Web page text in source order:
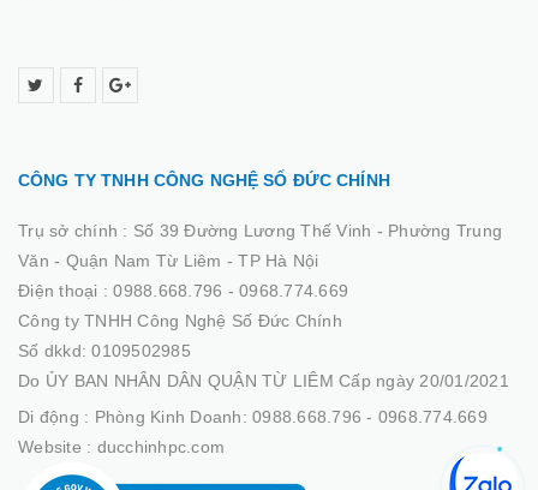
CÔNG TY TNHH CÔNG NGHỆ SỐ ĐỨC CHÍNH
Trụ sở chính : Số 39 Đường Lương Thế Vinh - Phường Trung
Văn - Quận Nam Từ Liêm - TP Hà Nội
Điện thoại :0988.668.796 - 0968.774.669
Công ty TNHH Công Nghệ Số Đức Chính
Số dkkd: 0109502985
Do ỦY BAN NHÂN DÂN QUẬN TỪ LIÊM Cấp ngày 20/01/2021
Di động : Phòng Kinh Doanh: 0988.668.796 - 0968.774.669
Website : ducchinhpc.com